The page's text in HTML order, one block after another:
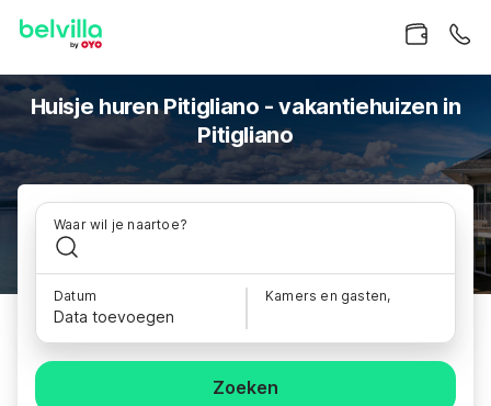
Huisje huren Pitigliano - vakantiehuizen in
Pitigliano
Waar wil je naartoe?
Datum
Data toevoegen
Kamers en gasten,
Zoeken